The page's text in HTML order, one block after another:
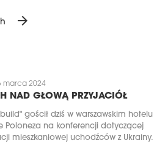
arrow_forward
marca 2024
NAD GŁOWĄ PRZYJACIÓŁ
gościł dziś w warszawskim hotelu
Poloneza na konferencji dotyczącej
mieszkaniowej uchodźców z Ukrainy.